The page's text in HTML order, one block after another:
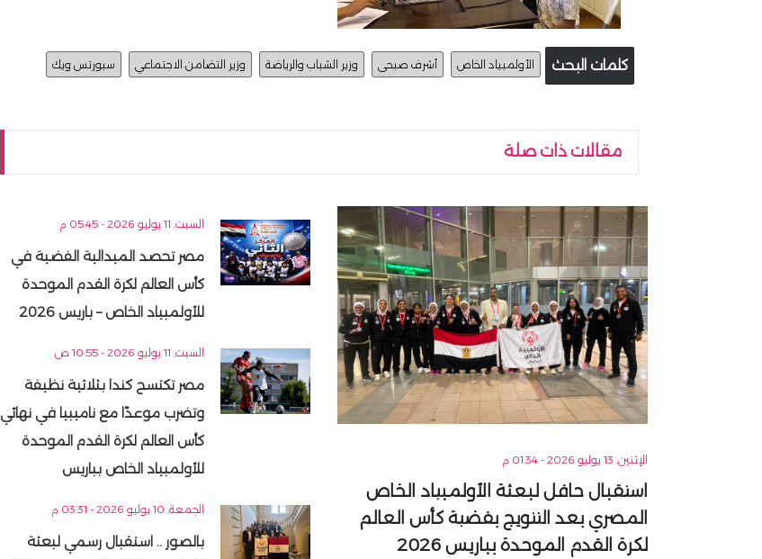
كلمات البحث الأولمبياد الخاص أشرف صبحى وزير الشباب والرياضة وزير التضامن الاجتماعي سبورتس ويك
مقالات ذات صلة
الإثنين, 13 يوليو 2026 - 01:34 م
استقبال حافل لبعثة الأولمبياد الخاص
المصري بعد التتويج بفضية كأس العالم
لكرة القدم الموحدة بباريس 2026
السبت, 11 يوليو 2026 - 05:45 م
مصر تحصد الميدالية الفضية في
كأس العالم لكرة القدم الموحدة
للأولمبياد الخاص – باريس 2026
السبت, 11 يوليو 2026 - 10:55 ص
مصر تكتسح كندا بثلاثية نظيفة
وتضرب موعدًا مع ناميبيا في نهائي
كأس العالم لكرة القدم الموحدة
للأولمبياد الخاص بباريس
الجمعة, 10 يوليو 2026 - 03:31 م
بالصور .. استقبال رسمي لبعثة